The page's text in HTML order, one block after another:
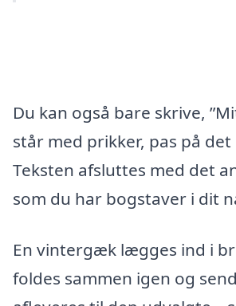
Du kan også bare skrive,
står med prikker, pas på det
Teksten afsluttes med det
som du har bogstaver i dit
En vintergæk lægges ind i
foldes sammen igen og